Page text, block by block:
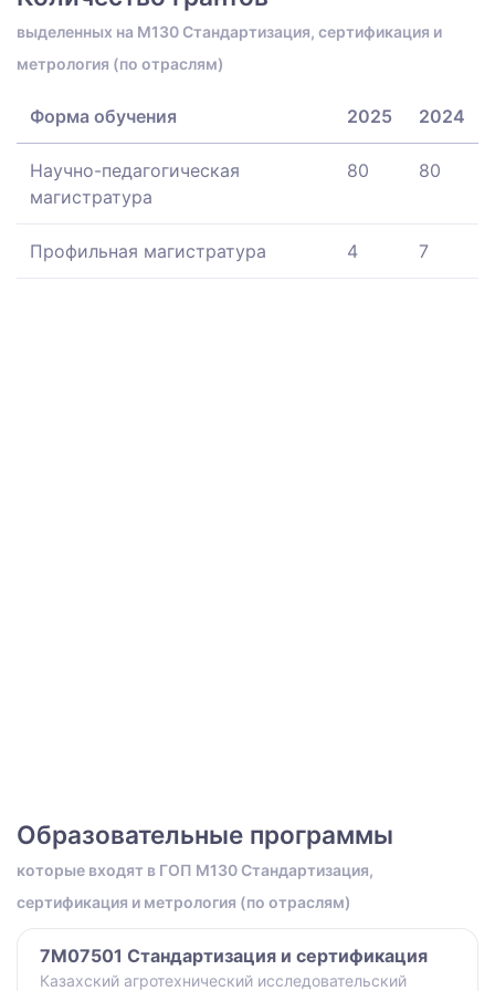
выделенных на M130 Стандартизация, сертификация и
метрология (по отраслям)
Форма обучения 2025 2024
Научно-педагогическая
магистратура
80 80
Профильная магистратура 4 7
Образовательные программы
которые входят в ГОП M130 Стандартизация,
сертификация и метрология (по отраслям)
7M07501 Стандартизация и сертификация
Казахский агротехнический исследовательский